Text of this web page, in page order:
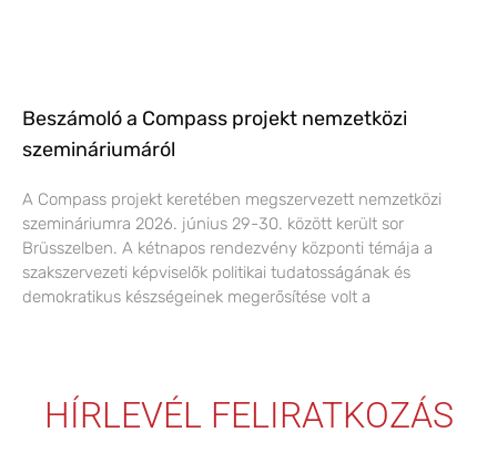
Beszámoló a Compass projekt nemzetközi
szemináriumáról
A Compass projekt keretében megszervezett nemzetközi
szemináriumra 2026. június 29-30. között került sor
Brüsszelben. A kétnapos rendezvény központi témája a
szakszervezeti képviselők politikai tudatosságának és
demokratikus készségeinek megerősítése volt a
HÍRLEVÉL FELIRATKOZÁS